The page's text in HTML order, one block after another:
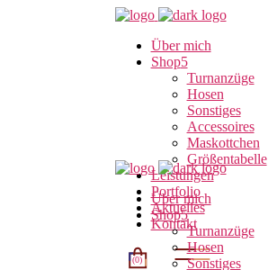
Über mich
Shop
Turnanzüge
Hosen
Sonstiges
Accessoires
Maskottchen
Größentabelle
Leistungen
Portfolio
Aktuelles
Kontakt
(0)
Über mich
Shop
Turnanzüge
Hosen
Sonstiges